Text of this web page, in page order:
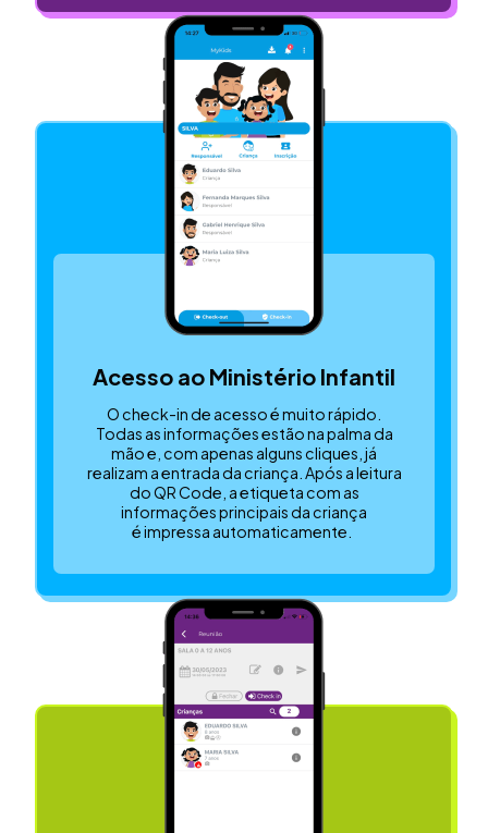
Acesso ao Ministério Infantil
O check-in de acesso é muito rápido.
Todas as informações estão na palma da
mão e, com apenas alguns cliques, já
realizam a entrada da criança. Após a leitura
do QR Code, a etiqueta com as
informações principais da criança
é impressa automaticamente.